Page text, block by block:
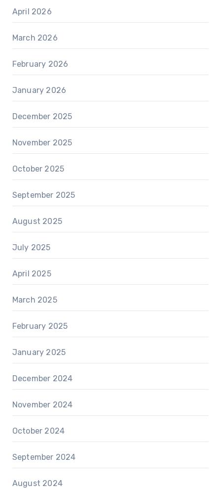
April 2026
March 2026
February 2026
January 2026
December 2025
November 2025
October 2025
September 2025
August 2025
July 2025
April 2025
March 2025
February 2025
January 2025
December 2024
November 2024
October 2024
September 2024
August 2024